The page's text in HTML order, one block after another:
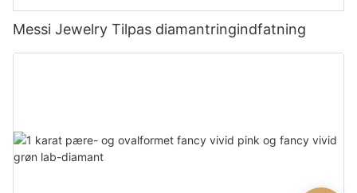
Messi Jewelry Tilpas diamantringindfatning